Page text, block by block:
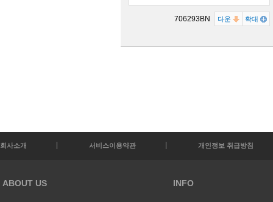
706293BN 다운 확대
회사소개 서비스이용약관 개인정보 취급방침
ABOUT US INFO